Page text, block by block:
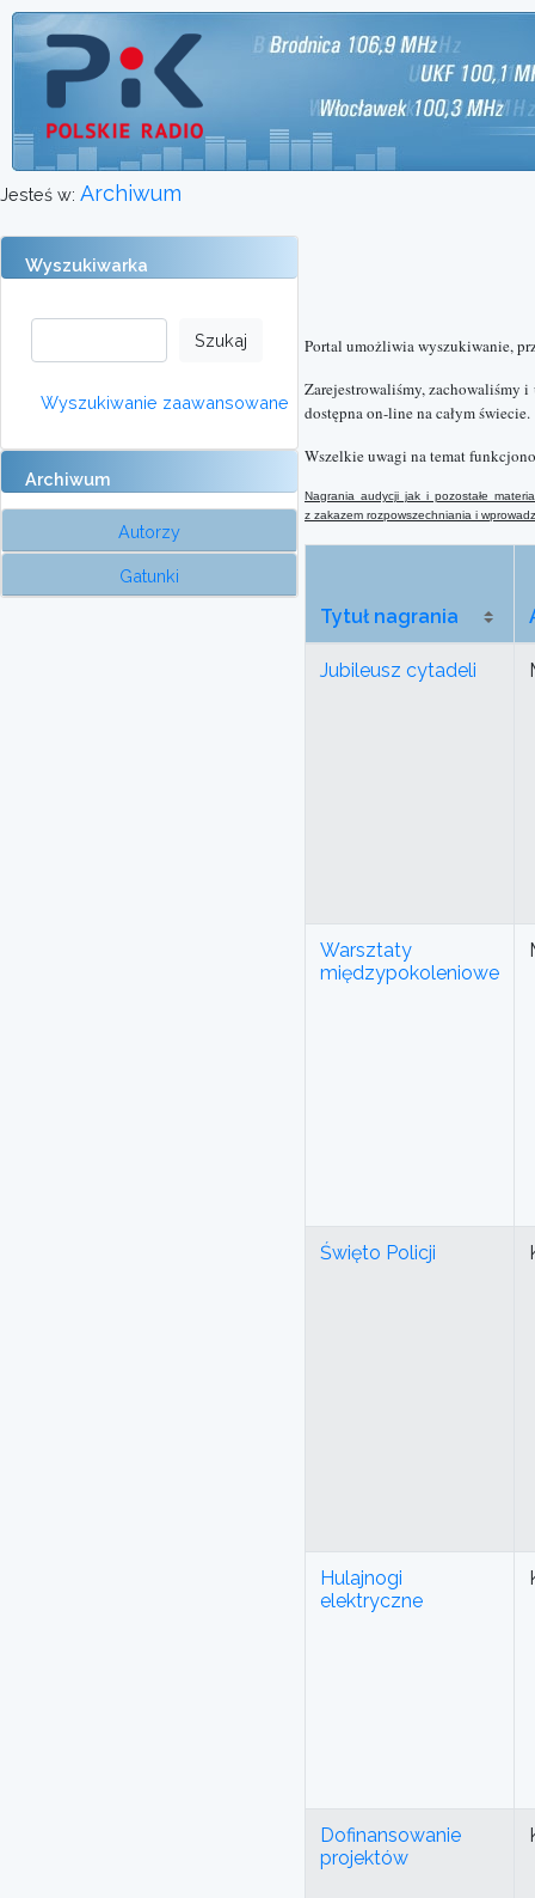
Jesteś w: Archiwum
Wyszukiwarka
Wyszukiwanie zaawansowane
Archiwum
Autorzy
Gatunki
Portal umożliwia wyszukiwanie,
Zarejestrowaliśmy, zachowaliśmy
dostępna on-line na całym świecie.
Wszelkie uwagi na temat
Nagrania audycji jak i pozostałe
z zakazem rozpowszechniania i
Tytuł nagrania
Jubileusz cytadeli
Warsztaty
międzypokoleniowe
Święto Policji
Hulajnogi
elektryczne
Dofinansowanie
projektów